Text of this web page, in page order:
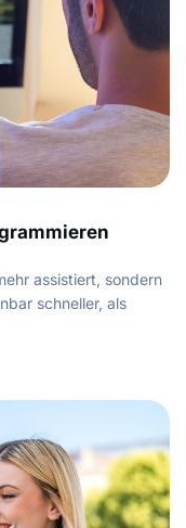
assistiert, sondern
schneller, als